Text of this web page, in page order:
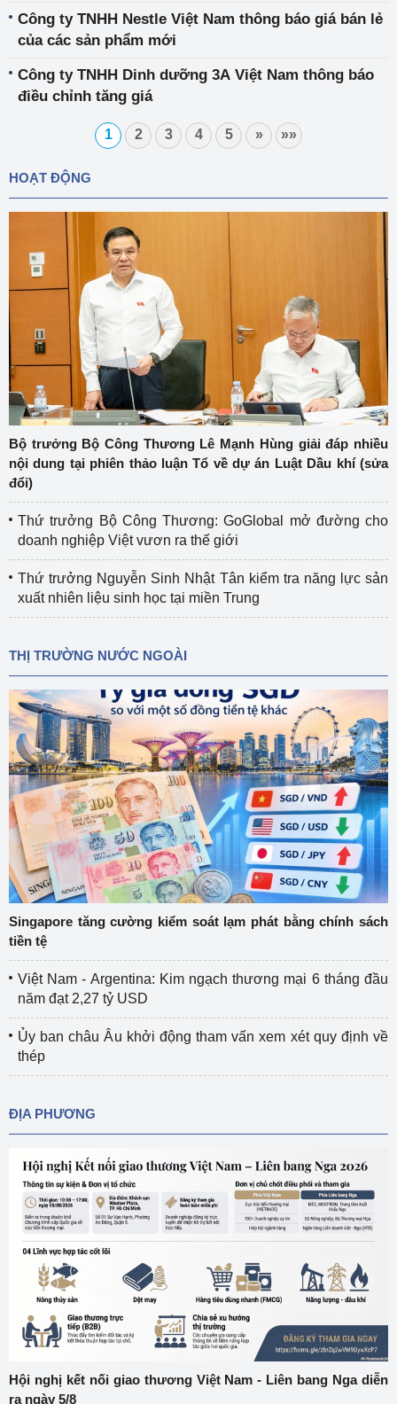
Công ty TNHH Nestle Việt Nam thông báo giá bán lẻ
của các sản phẩm mới
Công ty TNHH Dinh dưỡng 3A Việt Nam thông báo
điều chỉnh tăng giá
1 2 3 4 5 » »»
HOẠT ĐỘNG
Bộ trưởng Bộ Công Thương Lê Mạnh Hùng giải đáp nhiều
nội dung tại phiên thảo luận Tổ về dự án Luật Dầu khí (sửa
đổi)
Thứ trưởng Bộ Công Thương: GoGlobal mở đường cho
doanh nghiệp Việt vươn ra thế giới
Thứ trưởng Nguyễn Sinh Nhật Tân kiểm tra năng lực sản
xuất nhiên liệu sinh học tại miền Trung
THỊ TRƯỜNG NƯỚC NGOÀI
Singapore tăng cường kiểm soát lạm phát bằng chính sách
tiền tệ
Việt Nam - Argentina: Kim ngạch thương mại 6 tháng đầu
năm đạt 2,27 tỷ USD
Ủy ban châu Âu khởi động tham vấn xem xét quy định về
thép
ĐỊA PHƯƠNG
Hội nghị kết nối giao thương Việt Nam - Liên bang Nga diễn
ra ngày 5/8